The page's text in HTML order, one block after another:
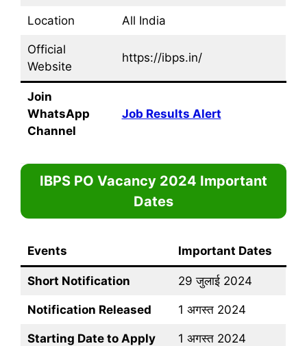
Location All India
Official
Website
https://ibps.in/
Join
WhatsApp
Channel
Job Results Alert
IBPS PO Vacancy 2024 Important
Dates
Events Important Dates
Short Notification 29 जुलाई 2024
Notification Released 1 अगस्त 2024
Starting Date to Apply 1 अगस्त 2024